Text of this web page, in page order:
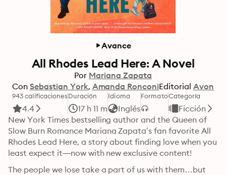
Avance
All Rhodes Lead Here: A Novel
Por Mariana Zapata
Con Sebastian York Amanda RonconiEditorial Avon
943 calificaciones
4.4
Duración
17 h 11 m
Idioma
Inglés
FormatoCategoría
Ficción
New York Times bestselling author and the Queen of
Slow Burn Romance Mariana Zapata’s fan favorite All
Rhodes Lead Here, a story about finding love when you
least expect it—now with new exclusive content!
The people we lose take a part of us with them…but